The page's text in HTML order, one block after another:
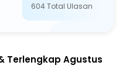
604Total Ulasan
Terlengkap Agustus